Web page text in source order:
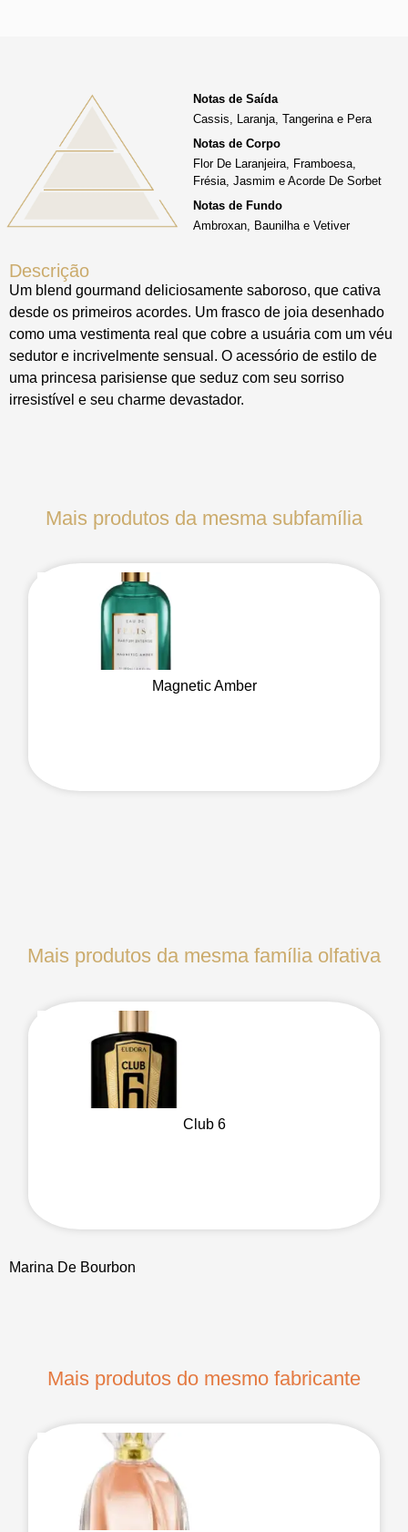
Descrição
Um blend gourmand deliciosamente saboroso, que cativa
desde os primeiros acordes. Um frasco de joia desenhado
como uma vestimenta real que cobre a usuária com um véu
sedutor e incrivelmente sensual. O acessório de estilo de
uma princesa parisiense que seduz com seu sorriso
irresistível e seu charme devastador.
Notas de Saída
Cassis, Laranja, Tangerina e Pera
Notas de Corpo
Flor De Laranjeira, Framboesa,
Frésia, Jasmim e Acorde De Sorbet
Notas de Fundo
Ambroxan, Baunilha e Vetiver
Mais produtos da mesma subfamília
Magnetic Amber
Mais produtos da mesma família olfativa
Club 6
Marina De Bourbon
Mais produtos do mesmo fabricante